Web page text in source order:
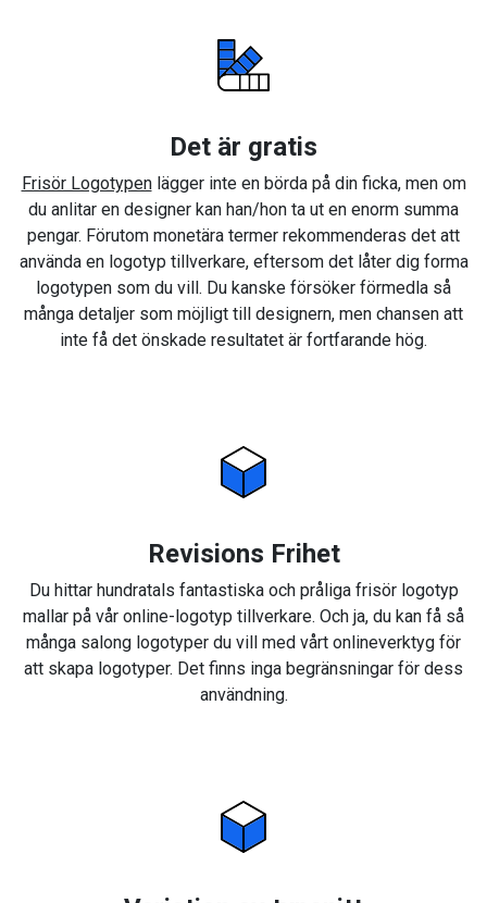
Det är gratis
Frisör Logotypenlägger inte en börda på din ficka, men om
du anlitar en designer kan han/hon ta ut en enorm summa
pengar. Förutom monetära termer rekommenderas det att
använda en logotyp tillverkare, eftersom det låter dig forma
logotypen som du vill. Du kanske försöker förmedla så
många detaljer som möjligt till designern, men chansen att
inte få det önskade resultatet är fortfarande hög.
Revisions Frihet
Du hittar hundratals fantastiska och pråliga frisör logotyp
mallar på vår online-logotyp tillverkare. Och ja, du kan få så
många salong logotyper du vill med vårt onlineverktyg för
att skapa logotyper. Det finns inga begränsningar för dess
användning.